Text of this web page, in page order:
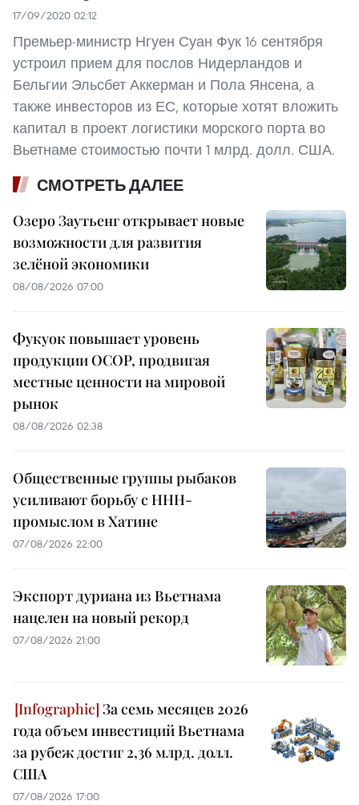
17/09/2020 02:12
Премьер-министр Нгуен Суан Фук 16 сентября
устроил прием для послов Нидерландов и
Бельгии Эльсбет Аккерман и Пола Янсена, а
также инвесторов из ЕС, которые хотят вложить
капитал в проект логистики морского порта во
Вьетнаме стоимостью почти 1 млрд. долл. США.
СМОТРЕТЬ ДАЛЕЕ
Озеро Заутьенг открывает новые
возможности для развития
зелёной экономики
08/08/2026 07:00
Фукуок повышает уровень
продукции OCOP, продвигая
местные ценности на мировой
рынок
08/08/2026 02:38
Общественные группы рыбаков
усиливают борьбу с ННН-
промыслом в Хатине
07/08/2026 22:00
Экспорт дуриана из Вьетнама
нацелен на новый рекорд
07/08/2026 21:00
За семь месяцев 2026
года объем инвестиций Вьетнама
за рубеж достиг 2,36 млрд. долл.
США
07/08/2026 17:00